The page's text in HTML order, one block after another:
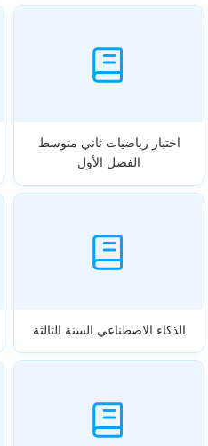
اختبار رياضيات ثاني متوسط
الفصل الأول
الذكاء الاصطناعي السنة الثالثة